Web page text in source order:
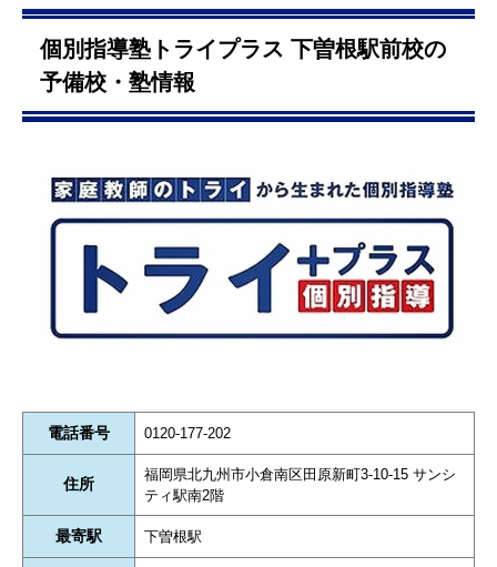
個別指導塾トライプラス 下曽根駅前校の
予備校・塾情報
電話番号 0120-177-202
住所
福岡県北九州市小倉南区田原新町3-10-15 サンシ
ティ駅南2階
最寄駅 下曽根駅